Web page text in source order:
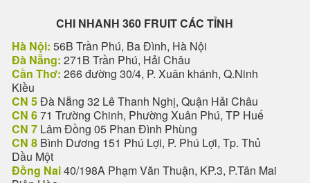
CHI NHANH 360 FRUIT CÁC TỈNH
Hà Nội: 56B Trần Phú, Ba Đình, Hà Nội
Đà Nẵng: 271B Trần Phú, Hải Châu
Cần Thơ: 266 đường 30/4, P. Xuân khánh, Q.Ninh
Kiều
CN 5Đà Nẵng 32 Lê Thanh Nghị, Quận Hải Châu
CN 671 Trường Chinh, Phường Xuân Phú, TP Huế
CN 7 Lâm Đồng 05 Phan Đình Phùng
CN 8 Bình Dương 151 Phú Lợi, P. Phú Lợi, Tp. Thủ
Dầu Một
Đồng Nai40/198A Phạm Văn Thuận, KP.3, P.Tân Mai